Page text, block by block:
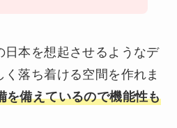
日本を想起させるようなデ
落ち着ける空間を作れま
を備えているので機能性も